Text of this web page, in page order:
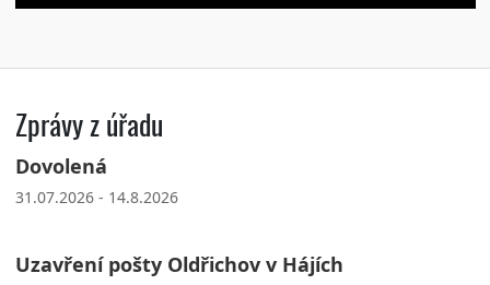
Zprávy z úřadu
Dovolená
31.07.2026 - 14.8.2026
Uzavření pošty Oldřichov v Hájích